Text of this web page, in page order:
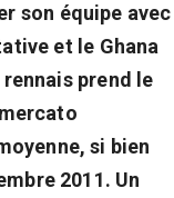
son équipe avec
et le Ghana
prend le
si bien
2011. Un